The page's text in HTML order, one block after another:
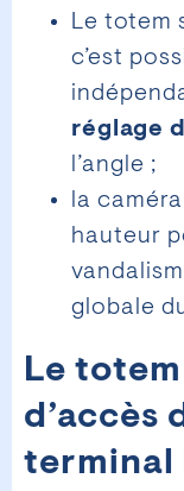
Le totem
c’est
réglage
l’angle ;
la
hauteur
globale
Le
d’accès
terminal